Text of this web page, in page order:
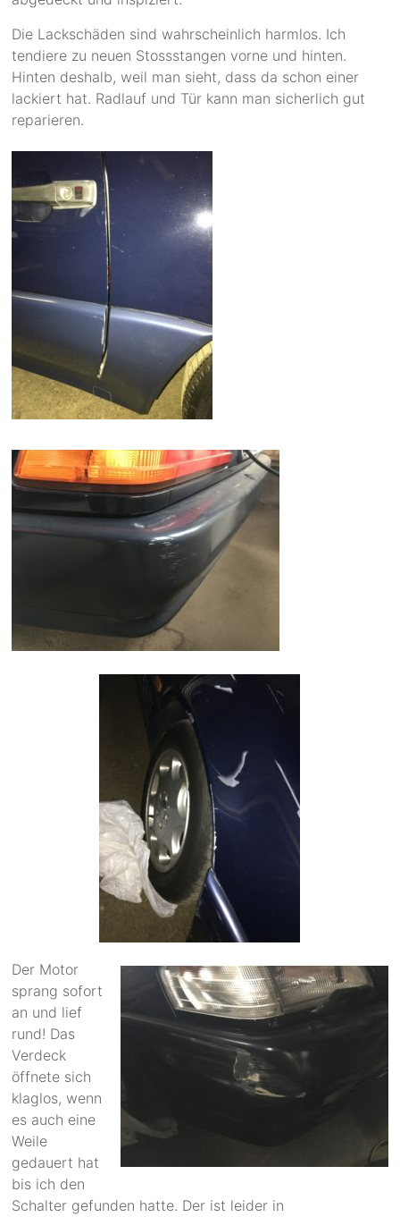
Die Lackschäden sind wahrscheinlich harmlos. Ich
tendiere zu neuen Stossstangen vorne und hinten.
Hinten deshalb, weil man sieht, dass da schon einer
lackiert hat. Radlauf und Tür kann man sicherlich gut
reparieren.
Der Motor
sprang sofort
an und lief
rund! Das
Verdeck
öffnete sich
klaglos, wenn
es auch eine
Weile
gedauert hat
bis ich den
Schalter gefunden hatte. Der ist leider in